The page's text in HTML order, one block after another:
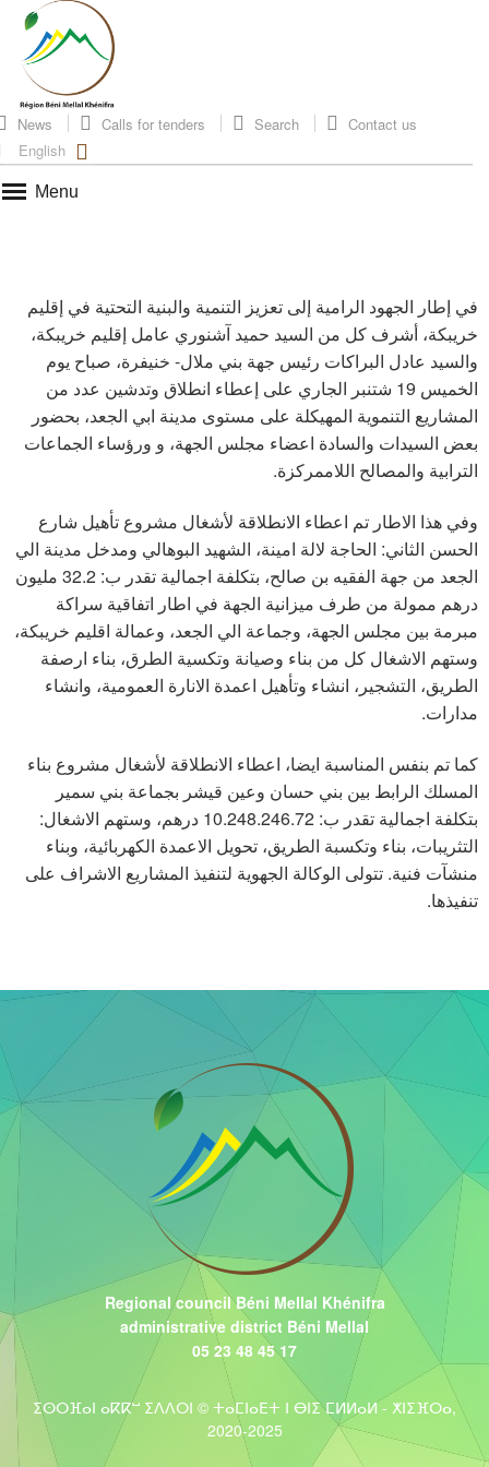
News Calls for tenders Search
Contact us
English
Menu
في إطار الجهود الرامية إلى تعزيز التنمية والبنية التحتية في إقليم
خريبكة، أشرف كل من السيد حميد آشنوري عامل إقليم خريبكة،
والسيد عادل البراكات رئيس جهة بني ملال- خنيفرة، صباح يوم
الخميس 19 شتنبر الجاري على إعطاء انطلاق وتدشين عدد من
المشاريع التنموية المهيكلة على مستوى مدينة ابي الجعد، بحضور
بعض السيدات والسادة اعضاء مجلس الجهة، و ورؤساء الجماعات
الترابية والمصالح اللاممركزة.
وفي هذا الاطار تم اعطاء الانطلاقة لأشغال مشروع تأهيل شارع
الحسن الثاني: الحاجة لالة امينة، الشهيد البوهالي ومدخل مدينة الي
الجعد من جهة الفقيه بن صالح، بتكلفة اجمالية تقدر ب: 32.2 مليون
درهم ممولة من طرف ميزانية الجهة في اطار اتفاقية سراكة
مبرمة بين مجلس الجهة، وجماعة الي الجعد، وعمالة اقليم خريبكة،
وستهم الاشغال كل من بناء وصيانة وتكسية الطرق، بناء ارصفة
الطريق، التشجير، انشاء وتأهيل اعمدة الانارة العمومية، وانشاء
مدارات.
كما تم بنفس المناسبة ايضا، اعطاء الانطلاقة لأشغال مشروع بناء
المسلك الرابط بين بني حسان وعين قيشر بجماعة بني سمير
بتكلفة اجمالية تقدر ب: 10.248.246.72 درهم، وستهم الاشغال:
التثريبات، بناء وتكسبة الطريق، تحويل الاعمدة الكهربائية، وبناء
منشآت فنية. تتولى الوكالة الجهوية لتنفيذ المشاريع الاشراف على
تنفيذها.
Regional council Béni Mellal Khénifra
administrative district Béni Mellal
05 23 48 45 17
ⵉⵙⵔⴼⴰⵏ ⴰⴽⴽⵯ ⵉⴷⴷⵔⵏ © ⵜⴰⵎⵏⴰⴹⵜ ⵏ ⴱⵏⵉ ⵎⵍⵍⴰⵍ - ⵅⵏⵉⴼⵔⴰ,
2020-2025